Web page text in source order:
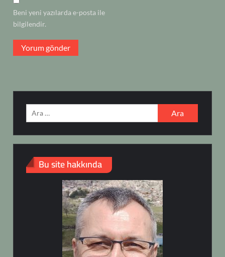
Beni yeni yazılarda e-posta ile
bilgilendir.
Arama:
Bu site hakkında